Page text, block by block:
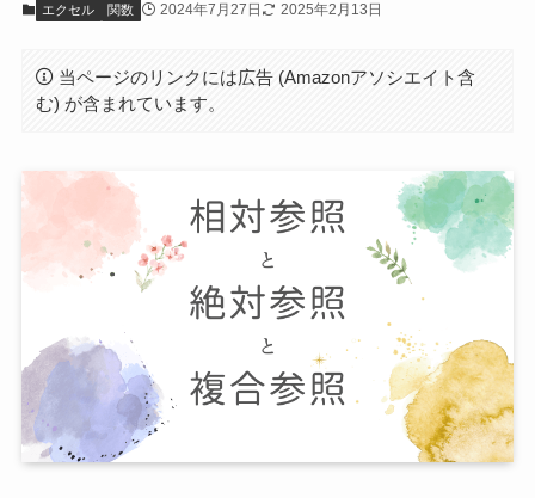
エクセル 関数 2024年7月27日 2025年2月13日
当ページのリンクには広告 (Amazonアソシエイト含
む) が含まれています。